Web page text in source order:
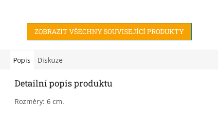
ZOBRAZIT VŠECHNY SOUVISEJÍCÍ PRODUKTY
Popis Diskuze
Detailní popis produktu
Rozměry: 6 cm.